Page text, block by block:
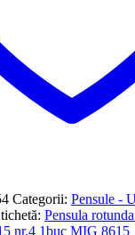
Categorii: Pensule -
Pensula
nr.4 1buc MIG 8615